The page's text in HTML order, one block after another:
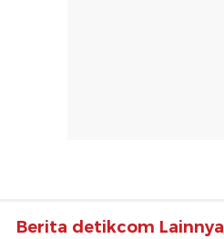
Berita detikcom Lainnya